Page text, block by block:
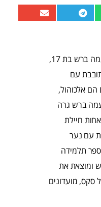
"ברש" מביא למסך את סיפורה של נעמה ברש בת 17,
עם
אלכוהול,
ברש גרה
חיילת
עם נער
תלמידה
ומוצאת את
מועדונים